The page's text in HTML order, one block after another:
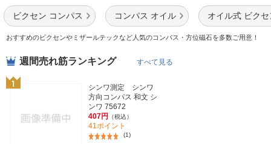
ビクセン コンパス コンパス オイル オイル式 ビクセ
おすすめのビクセンやミザールテックなど人気のコンパス・方位磁石を多数ご用意！
週間売れ筋ランキング すべて見る
シンワ測定 シンワ
方向コンパス 和文 シ
ンワ 75672
407円
（税込）
41ポイント
(1)